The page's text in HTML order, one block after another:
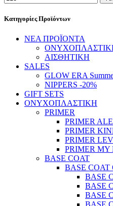
Κατηγορίες Προϊόντων
ΝΕΑ ΠΡΟΪΟΝΤΑ
ΑΙΣΘΗΤΙΚΗ
SALES
GLOW ERA
NIPPERS -20%
GIFT SETS
ΟΝΥΧΟΠΛΑΣΤΙΚΗ
PRIMER
PRIMER
PRIMER
PRIMER
PRIMER
BASE COAT
BASE COAT
BASE
BASE
BASE
BASE